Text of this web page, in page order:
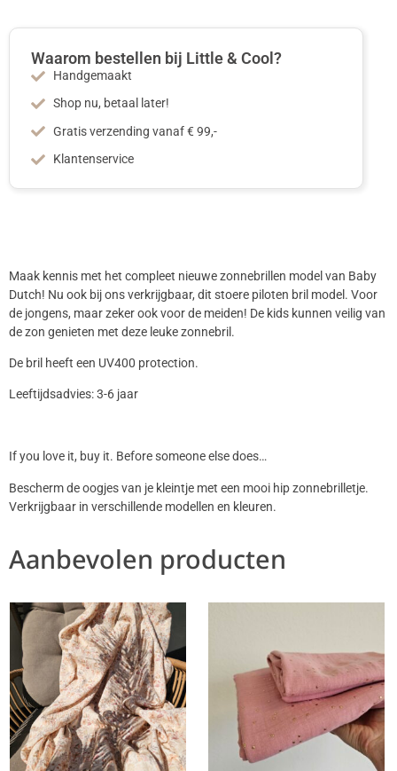
Waarom bestellen bij Little & Cool?
Handgemaakt
Shop nu, betaal later!
Gratis verzending vanaf € 99,-
Klantenservice
Maak kennis met het compleet nieuwe zonnebrillen model van Baby
Dutch! Nu ook bij ons verkrijgbaar, dit stoere piloten bril model. Voor
de jongens, maar zeker ook voor de meiden! De kids kunnen veilig van
de zon genieten met deze leuke zonnebril.
De bril heeft een UV400 protection.
Leeftijdsadvies: 3-6 jaar
If you love it, buy it. Before someone else does…
Bescherm de oogjes van je kleintje met een mooi hip zonnebrilletje.
Verkrijgbaar in verschillende modellen en kleuren.
Aanbevolen producten